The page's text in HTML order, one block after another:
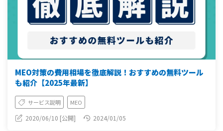
MEO対策の費用相場を徹底解説！おすすめの無料ツール
も紹介【2025年最新】
サービス説明 MEO
2020/06/10 [公開] 2024/01/05